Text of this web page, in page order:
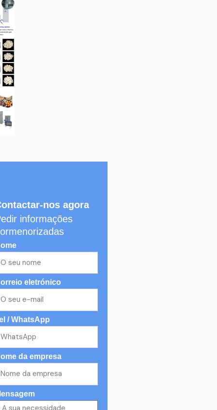
nos agora
informações
eletrónico
/ WhatsApp
da empresa